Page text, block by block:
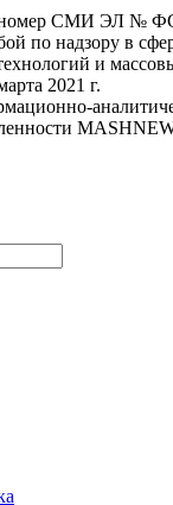
номер СМИ ЭЛ №
по надзору в
и
2021 г.